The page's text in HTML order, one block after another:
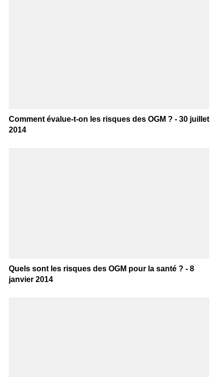
Comment évalue-t-on les risques des OGM ? - 30 juillet
2014
Quels sont les risques des OGM pour la santé ? - 8
janvier 2014